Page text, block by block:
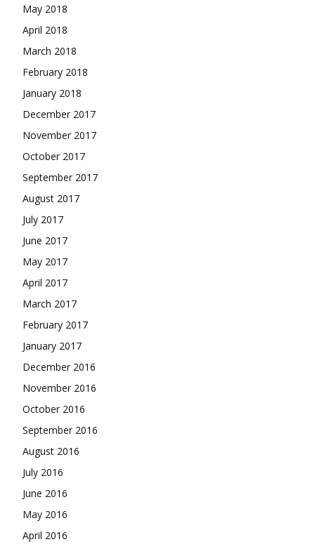
May 2018
April 2018
March 2018
February 2018
January 2018
December 2017
November 2017
October 2017
September 2017
August 2017
July 2017
June 2017
May 2017
April 2017
March 2017
February 2017
January 2017
December 2016
November 2016
October 2016
September 2016
August 2016
July 2016
June 2016
May 2016
April 2016